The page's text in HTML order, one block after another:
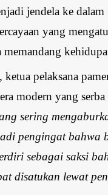
jendela ke
yang
memandang
, ketua pelaksana
modern yang serba
sering
pengingat bahwa
sebagai saksi
disatukan lewat